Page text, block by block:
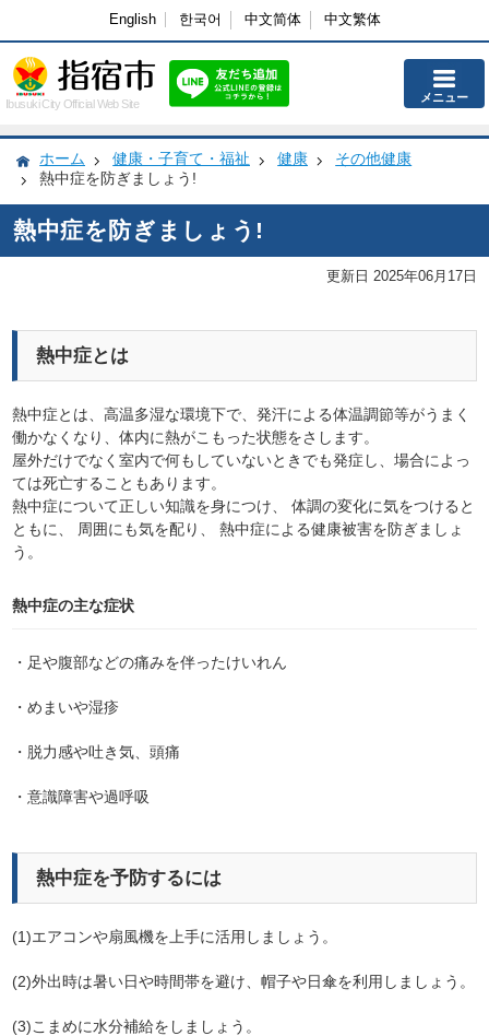
English 한국어 中文简体 中文繁体
Ibusuki City Official Web Site メニュー
ホーム 健康・子育て・福祉 健康
その他健康
熱中症を防ぎましょう!
熱中症を防ぎましょう!
更新日 2025年06月17日
熱中症とは
熱中症とは、高温多湿な環境下で、発汗による体温調節等がうまく
働かなくなり、体内に熱がこもった状態をさします。
屋外だけでなく室内で何もしていないときでも発症し、場合によっ
ては死亡することもあります。
熱中症について正しい知識を身につけ、 体調の変化に気をつけると
ともに、 周囲にも気を配り、 熱中症による健康被害を防ぎましょ
う。
熱中症の主な症状
・足や腹部などの痛みを伴ったけいれん
・めまいや湿疹
・脱力感や吐き気、頭痛
・意識障害や過呼吸
熱中症を予防するには
(1)エアコンや扇風機を上手に活用しましょう。
(2)外出時は暑い日や時間帯を避け、帽子や日傘を利用しましょう。
(3)こまめに水分補給をしましょう。